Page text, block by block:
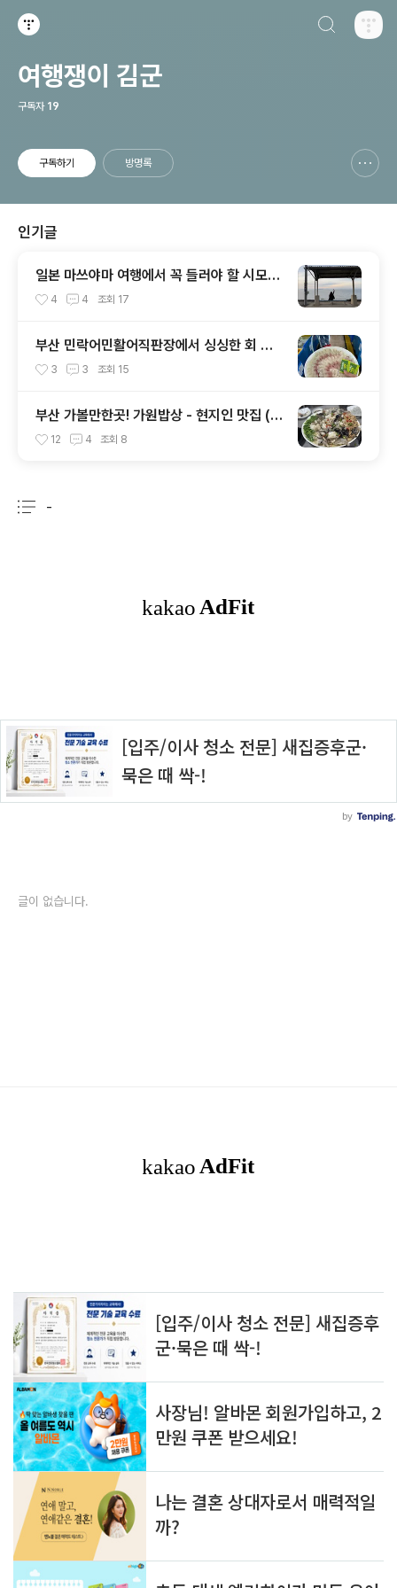
여행쟁이 김군
구독자 19
구독하기 방명록
인기글
일본 마쓰야마 여행에서 꼭 들러야 할 시모나
다역｜가는 법, 기차 시간표, 일몰까지 완벽
4 4 조회 17
부산 민락어민활어직판장에서 싱싱한 회 포
장 후기 (광안리 해변 근처 먹거리 추천)
3 3 조회 15
부산 가볼만한곳! 가원밥상 - 현지인 맛집 (웨
이팅 필수)
12 4 조회 8
-
글이 없습니다.